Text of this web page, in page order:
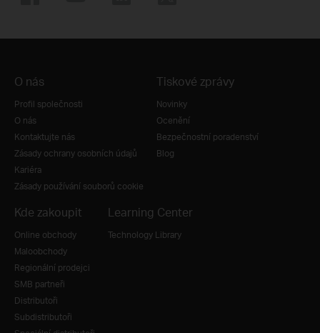
O nás
Profil společnosti
O nás
Kontaktujte nás
Zásady ochrany osobních údajů
Kariéra
Zásady používání souborů cookie
Tiskové zprávy
Novinky
Ocenění
Bezpečnostní poradenství
Blog
Kde zakoupit
Online obchody
Maloobchody
Regionální prodejci
SMB partneři
Distributoři
Subdistributoři
Learning Center
Technology Library